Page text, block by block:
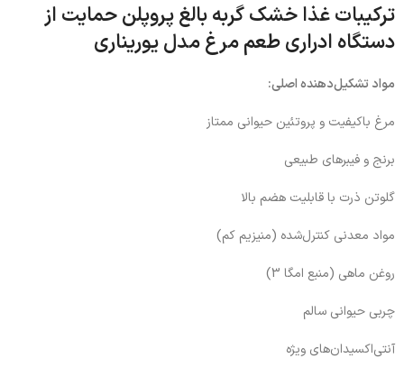
ترکیبات غذا خشک گربه بالغ پروپلن حمایت از
دستگاه ادراری طعم مرغ مدل یوریناری
مواد تشکیل‌دهنده اصلی:
مرغ باکیفیت و پروتئین حیوانی ممتاز
برنج و فیبرهای طبیعی
گلوتن ذرت با قابلیت هضم بالا
مواد معدنی کنترل‌شده (منیزیم کم)
روغن ماهی (منبع امگا 3)
چربی حیوانی سالم
آنتی‌اکسیدان‌های ویژه